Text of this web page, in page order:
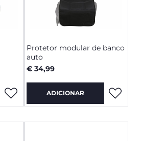
Protetor modular de banco
auto
€ 34,99
ADICIONAR